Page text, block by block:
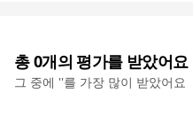
총0개의 평가를 받았어요
그 중에 ''를 가장 많이 받았어요